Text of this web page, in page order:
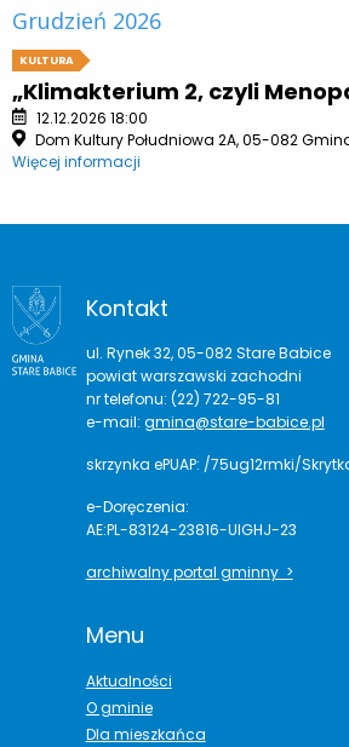
Grudzień 2026
KULTURA
„Klimakterium 2, czyli
12.12.2026 18:00
Dom Kultury Południowa 2A, 05-082
Więcej informacji
Kontakt
ul. Rynek 32, 05-082 Stare Babice
powiat warszawski zachodni
nr telefonu: (22) 722-95-81
e-mail: gmina@stare-babice.pl
skrzynka ePUAP: /75ug12rmki/
e-Doręczenia:
AE:PL-83124-23816-UIGHJ-23
archiwalny portal gminny >
Menu
Aktualności
O gminie
Dla mieszkańca